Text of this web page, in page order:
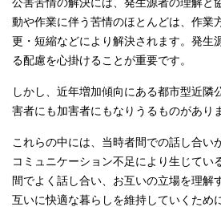
公害苦情の解決には、発生源者の理解と
動や作業に伴う苦情のほとんどは、作業
更・短縮などにより解決されます。発生
る配慮を心掛けることが重要です。
しかし、近年増加傾向にある都市型近隣
害者にも加害者にもなりうるものがあり
これらの中には、当時者間での話し合い
コミュニケーション不足により生じてい
間でよく話し合い、お互いの立場を理解
互いに快適な暮らしを維持していくため